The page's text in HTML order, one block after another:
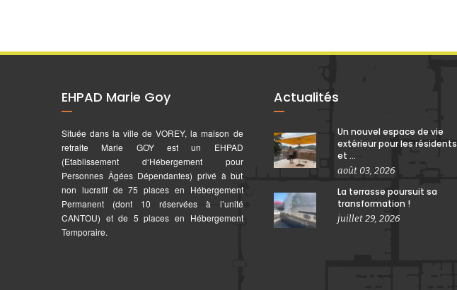
EHPAD Marie Goy
Située dans la ville de VOREY, la maison de
retraite Marie GOY est un EHPAD
(Etablissement d‘Hébergement pour
Personnes Âgées Dépendantes) privé à but
non lucratif de 75 places en Hébergement
Permanent (dont 10 réservées à l’unité
CANTOU) et de 5 places en Hébergement
Temporaire.
Actualités
Un nouvel espace de vie
extérieur pour les résidents
et ...
août 03, 2026
La terrasse poursuit sa
transformation !
juillet 29, 2026